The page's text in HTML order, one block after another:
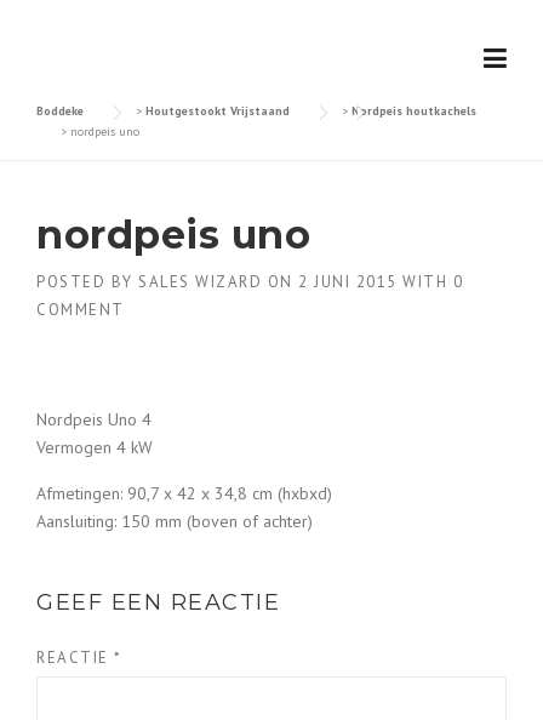
Boddeke > Houtgestookt Vrijstaand > Nordpeis houtkachels
> nordpeis uno
nordpeis uno
POSTED BY SALES WIZARD ON 2 JUNI 2015 WITH 0
COMMENT
Nordpeis Uno 4
Vermogen 4 kW
Afmetingen: 90,7 x 42 x 34,8 cm (hxbxd)
Aansluiting: 150 mm (boven of achter)
GEEF EEN REACTIE
REACTIE *